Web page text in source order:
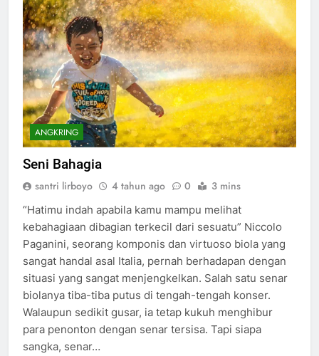
ANGKRING
Seni Bahagia
santri lirboyo 4 tahun ago 0 3 mins
“Hatimu indah apabila kamu mampu melihat
kebahagiaan dibagian terkecil dari sesuatu” Niccolo
Paganini, seorang komponis dan virtuoso biola yang
sangat handal asal Italia, pernah berhadapan dengan
situasi yang sangat menjengkelkan. Salah satu senar
biolanya tiba-tiba putus di tengah-tengah konser.
Walaupun sedikit gusar, ia tetap kukuh menghibur
para penonton dengan senar tersisa. Tapi siapa
sangka, senar…